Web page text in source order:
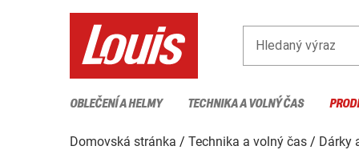
Hledaný výraz
OBLEČENÍ A HELMY TECHNIKA A VOLNÝ ČAS
Domovská stránka Technika a volný čas Dárky